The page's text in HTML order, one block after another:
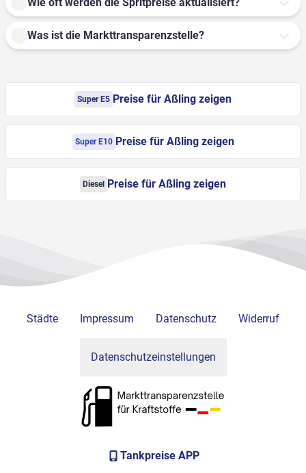
Was ist die Markttransparenzstelle?
Super E5 Preise für Aßling zeigen
Super E10 Preise für Aßling zeigen
Diesel Preise für Aßling zeigen
Städte Impressum Datenschutz Widerruf
Datenschutzeinstellungen
Tankpreise APP